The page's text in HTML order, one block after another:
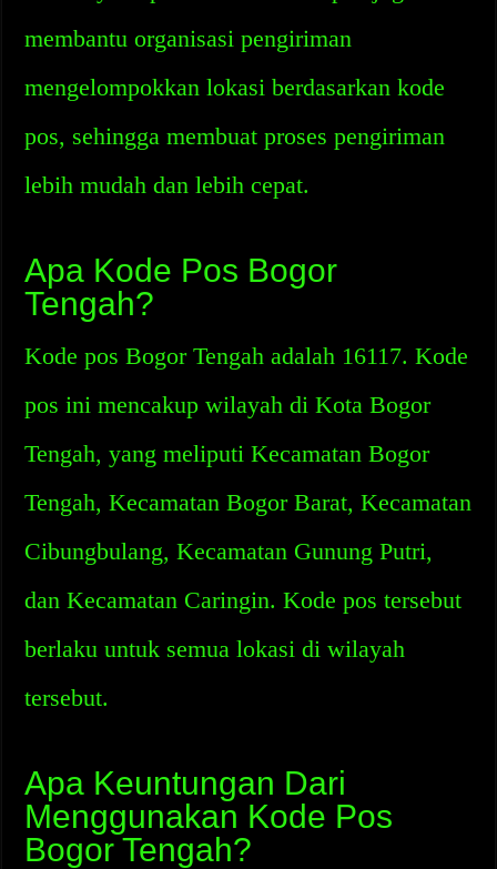
membantu organisasi pengiriman
mengelompokkan lokasi berdasarkan kode
pos, sehingga membuat proses pengiriman
lebih mudah dan lebih cepat.
Apa Kode Pos Bogor
Tengah?
Kode pos Bogor Tengah adalah 16117. Kode
pos ini mencakup wilayah di Kota Bogor
Tengah, yang meliputi Kecamatan Bogor
Tengah, Kecamatan Bogor Barat, Kecamatan
Cibungbulang, Kecamatan Gunung Putri,
dan Kecamatan Caringin. Kode pos tersebut
berlaku untuk semua lokasi di wilayah
tersebut.
Apa Keuntungan Dari
Menggunakan Kode Pos
Bogor Tengah?